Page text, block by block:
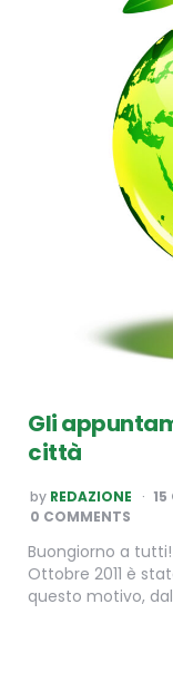
Gli
città
POSTED
BY
by REDAZIONE 15
0 COMMENTS
Buongiorno a
Ottobre 2011 è
questo motivo,